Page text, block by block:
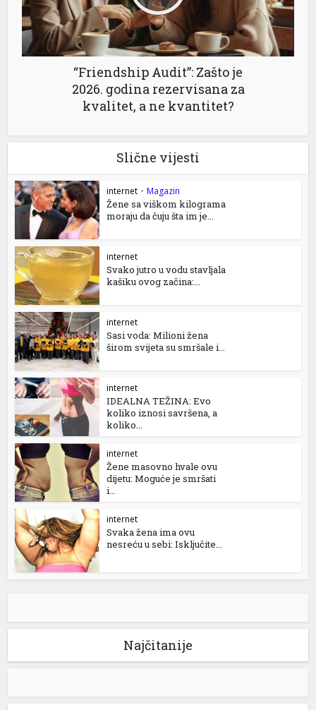
“Friendship Audit”: Zašto je
2026. godina rezervisana za
kvalitet, a ne kvantitet?
Slične vijesti
internet • Magazin
Žene sa viškom kilograma
moraju da čuju šta im je...
internet
Svako jutro u vodu stavljala
kašiku ovog začina:...
internet
Sasi voda: Milioni žena
širom svijeta su smršale i...
internet
IDEALNA TEŽINA: Evo
koliko iznosi savršena, a
koliko...
internet
Žene masovno hvale ovu
dijetu: Moguće je smršati
i...
internet
Svaka žena ima ovu
nesreću u sebi: Isključite...
Najčitanije